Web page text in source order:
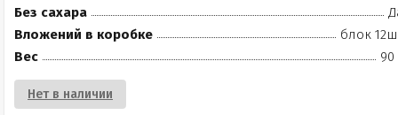
Без сахара
Вложений в коробке
блок
Вес
90
Нет в наличии